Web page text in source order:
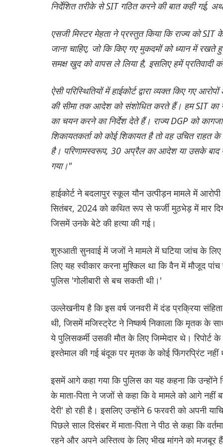
निर्देशित तरीके से SIT गठित करने की बात कही
एसजी मिस्टर मेहता ने प्रस्तुत किया कि राज्य को
जाना चाहिए, जो कि किए गए मुकदमों को ध्यान में रखते
समक्ष खुद को वापस ले लिया है, इसलिए हमें प्रतिवादी
ऐसी परिस्थितियों में हाईकोर्ट द्वारा व्यक्त किए गए
की सीमा तक आदेश को संशोधित करते हैं। हम SIT का
का चयन करने का निर्देश देते हैं। राज्य DGP को
शिकायतकर्ता को कोई शिकायत है तो वह उचित राहत
है। परिणामस्वरूप, 30 अप्रैल का आदेश या उसके बाद
गया।"
हाईकोर्ट ने बदलापुर स्कूल यौन उत्पीड़न मामले में
सितंबर, 2024 को कथित रूप से फर्जी मुठभेड़ में मार
जिसमें उनके बेटे की हत्या की गई।
शुरुआती सुनवाई में जजों ने मामले में घटिया जांच के
लिए यह स्वीकार करना मुश्किल था कि वैन में मौजूद
पुलिस 'गोलीबारी से बच सकती थी।'
उल्लेखनीय है कि इस वर्ष जनवरी में दंड प्रक्रिया
थी, जिसमें मजिस्ट्रेट ने निष्कर्ष निकाला कि मृतक के
ये पुलिसकर्मी उसकी मौत के लिए जिम्मेदार थे। रिपोर्ट
इस्तेमाल की गई बंदूक पर मृतक के कोई फिंगरप्रिंट
इसमें आगे कहा गया कि पुलिस का यह कहना कि
के माता-पिता ने जजों से कहा कि वे मामले को आगे नहीं
देरी' हो रही है। इसलिए उन्होंने 6 फरवरी को अपनी
पिछले साल दिसंबर में माता-पिता ने पीठ से कहा कि
रहने और अपने अस्तित्व के लिए भीख मांगने को मजबूर